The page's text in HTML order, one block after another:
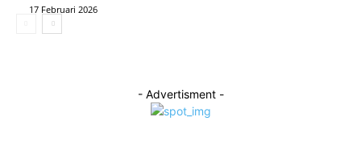
17 Februari 2026
- Advertisment -